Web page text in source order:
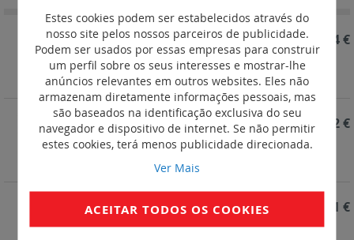
REF. 059054
Pedestal para fixação de postos de carregamento
metálicos ao solo.
1 223,84 €
REF. 059053
Kit de fixação a parede para postos de
carregamento metálicos
634,72 €
REF. 059052
Pedestal para fixação de postos de carregamento
471,51 €
Estes cookies podem ser estabelecidos através do
nosso site pelos nossos parceiros de publicidade.
Podem ser usados por essas empresas para construir
um perfil sobre os seus interesses e mostrar-lhe
anúncios relevantes em outros websites. Eles não
armazenam diretamente informações pessoais, mas
são baseados na identificação exclusiva do seu
navegador e dispositivo de internet. Se não permitir
estes cookies, terá menos publicidade direcionada.
Ver Mais
ACEITAR TODOS OS COOKIES